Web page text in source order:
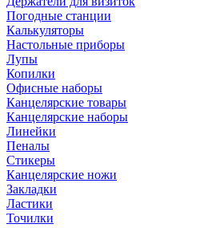
Погодные станции
Калькуляторы
Настольные приборы
Лупы
Копилки
Офисные наборы
Канцелярские товары
Канцелярские наборы
Линейки
Пеналы
Стикеры
Канцелярские ножи
Закладки
Ластики
Точилки